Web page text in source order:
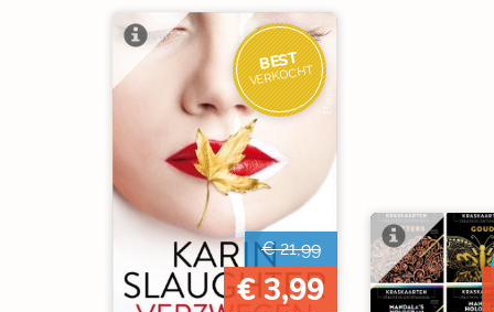
BEST
VERKOCHT
€ 21,99
€ 3,99